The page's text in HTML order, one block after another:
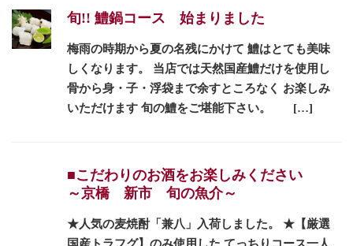
旬!! 鱧鍋コース 始まりました
梅雨の時期から夏の名残にかけて 鱧はとても美味
しくなります。 当店では天然国産鱧だけを使用し
骨から身・子・浮袋まで余すところなく お楽しみ
いただけます 旬の鱧をご堪能下さい。 […]
■こだわりのお酒をお楽しみください
～京橋 新市 旬の魚介～
★人気の麦焼酎「兼八」入荷しました。 ★【厳選
国産トラフグ】のみ使用した てっちりコース一人